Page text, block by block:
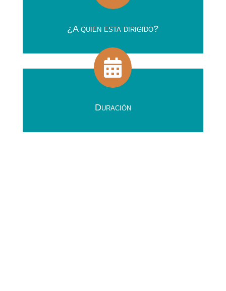
¿A quien esta dirigido?

Duración